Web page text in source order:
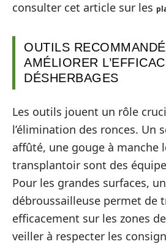
consulter cet article sur les
OUTILS
AMÉLIORER
DÉSHERBAGES
Les outils jouent un rôle
l’élimination des ronces. Un
affûté, une gouge à manche
transplantoir sont des
Pour les grandes surfaces,
débroussailleuse permet de
efficacement sur les zones
veiller à respecter les